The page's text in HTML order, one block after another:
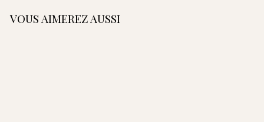
VOUS AIMEREZ AUSSI